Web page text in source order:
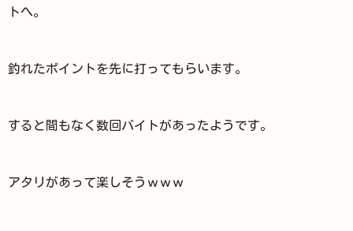
トへ。
釣れたポイントを先に打ってもらいます。
すると間もなく数回バイトがあったようです。
アタリがあって楽しそうｗｗｗ